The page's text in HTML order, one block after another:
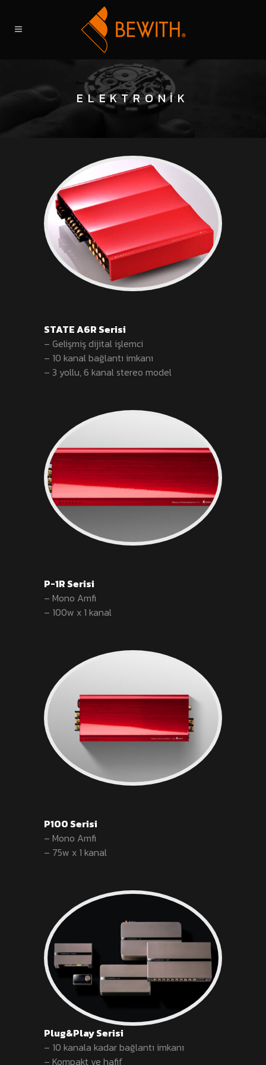
ELEKTRONIK
STATE A6R Serisi
– Gelişmiş dijital işlemci
– 10 kanal bağlantı imkanı
– 3 yollu, 6 kanal stereo model
P-1R Serisi
– Mono Amfi
– 100w x 1 kanal
P100 Serisi
– Mono Amfi
– 75w x 1 kanal
Plug&Play Serisi
– 10 kanala kadar bağlantı imkanı
– Kompakt ve hafif